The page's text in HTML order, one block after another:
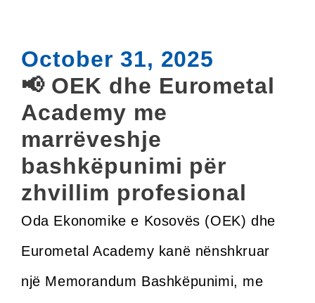
October 31, 2025
📢 OEK dhe Eurometal
Academy me
marrëveshje
bashkëpunimi për
zhvillim profesional
Oda Ekonomike e Kosovës (OEK) dhe
Eurometal Academy kanë nënshkruar
një Memorandum Bashkëpunimi, me